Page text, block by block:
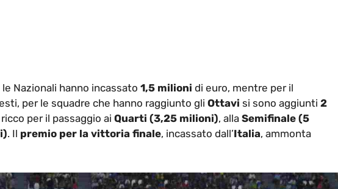
le Nazionali hanno incassato 1,5 milioni di euro, mentre per il
per le squadre che hanno raggiunto gli Ottavi si sono aggiunti 2
per il passaggio ai Quarti (3,25 milioni), alla Semifinale (5
. Il premio per la vittoria finale, incassato dall’Italia, ammonta